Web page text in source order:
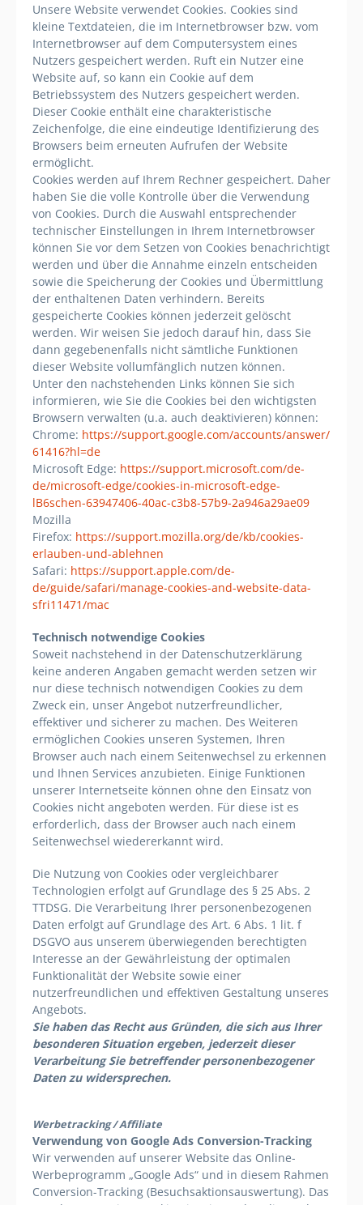
Unsere Website verwendet Cookies. Cookies sind
kleine Textdateien, die im Internetbrowser bzw. vom
Internetbrowser auf dem Computersystem eines
Nutzers gespeichert werden. Ruft ein Nutzer eine
Website auf, so kann ein Cookie auf dem
Betriebssystem des Nutzers gespeichert werden.
Dieser Cookie enthält eine charakteristische
Zeichenfolge, die eine eindeutige Identifizierung des
Browsers beim erneuten Aufrufen der Website
ermöglicht.
Cookies werden auf Ihrem Rechner gespeichert. Daher
haben Sie die volle Kontrolle über die Verwendung
von Cookies. Durch die Auswahl entsprechender
technischer Einstellungen in Ihrem Internetbrowser
können Sie vor dem Setzen von Cookies benachrichtigt
werden und über die Annahme einzeln entscheiden
sowie die Speicherung der Cookies und Übermittlung
der enthaltenen Daten verhindern. Bereits
gespeicherte Cookies können jederzeit gelöscht
werden. Wir weisen Sie jedoch darauf hin, dass Sie
dann gegebenenfalls nicht sämtliche Funktionen
dieser Website vollumfänglich nutzen können.
Unter den nachstehenden Links können Sie sich
informieren, wie Sie die Cookies bei den wichtigsten
Browsern verwalten (u.a. auch deaktivieren) können:
Chrome: https://support.google.com/accounts/answer/
61416?hl=de
Microsoft Edge: https://support.microsoft.com/de-
de/microsoft-edge/cookies-in-microsoft-edge-
lB6schen-63947406-40ac-c3b8-57b9-2a946a29ae09
Mozilla
Firefox: https://support.mozilla.org/de/kb/cookies-
erlauben-und-ablehnen
Safari: https://support.apple.com/de-
de/guide/safari/manage-cookies-and-website-data-
sfri11471/mac
Technisch notwendige Cookies
Soweit nachstehend in der Datenschutzerklärung
keine anderen Angaben gemacht werden setzen wir
nur diese technisch notwendigen Cookies zu dem
Zweck ein, unser Angebot nutzerfreundlicher,
effektiver und sicherer zu machen. Des Weiteren
ermöglichen Cookies unseren Systemen, Ihren
Browser auch nach einem Seitenwechsel zu erkennen
und Ihnen Services anzubieten. Einige Funktionen
unserer Internetseite können ohne den Einsatz von
Cookies nicht angeboten werden. Für diese ist es
erforderlich, dass der Browser auch nach einem
Seitenwechsel wiedererkannt wird.
Die Nutzung von Cookies oder vergleichbarer
Technologien erfolgt auf Grundlage des § 25 Abs. 2
TTDSG. Die Verarbeitung Ihrer personenbezogenen
Daten erfolgt auf Grundlage des Art. 6 Abs. 1 lit. f
DSGVO aus unserem überwiegenden berechtigten
Interesse an der Gewährleistung der optimalen
Funktionalität der Website sowie einer
nutzerfreundlichen und effektiven Gestaltung unseres
Angebots.
Sie haben das Recht aus Gründen, die sich aus Ihrer
besonderen Situation ergeben, jederzeit dieser
Verarbeitung Sie betreffender personenbezogener
Daten zu widersprechen.
Werbetracking / Affiliate
Verwendung von Google Ads Conversion-Tracking
Wir verwenden auf unserer Website das Online-
Werbeprogramm „Google Ads“ und in diesem Rahmen
Conversion-Tracking (Besuchsaktionsauswertung). Das